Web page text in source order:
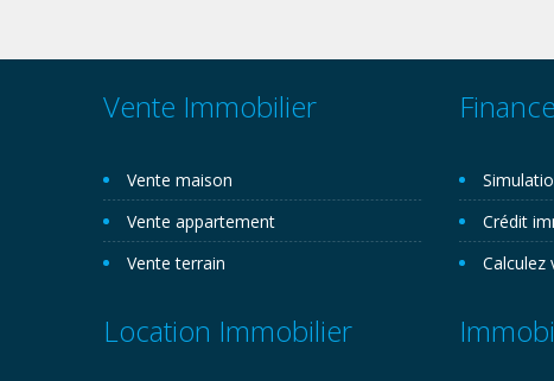
Vente Immobilier
Vente maison
Vente appartement
Vente terrain
Location Immobilier
Crédit
Calculez